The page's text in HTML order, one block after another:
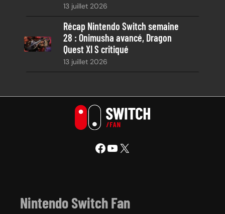
13 juillet 2026
Récap Nintendo Switch semaine
28 : Onimusha avancé, Dragon
Quest XI S critiqué
13 juillet 2026
Facebook YouTube X
Nintendo Switch Fan